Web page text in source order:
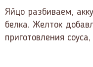
Яйцо разбиваем,
белка. Желток
приготовления